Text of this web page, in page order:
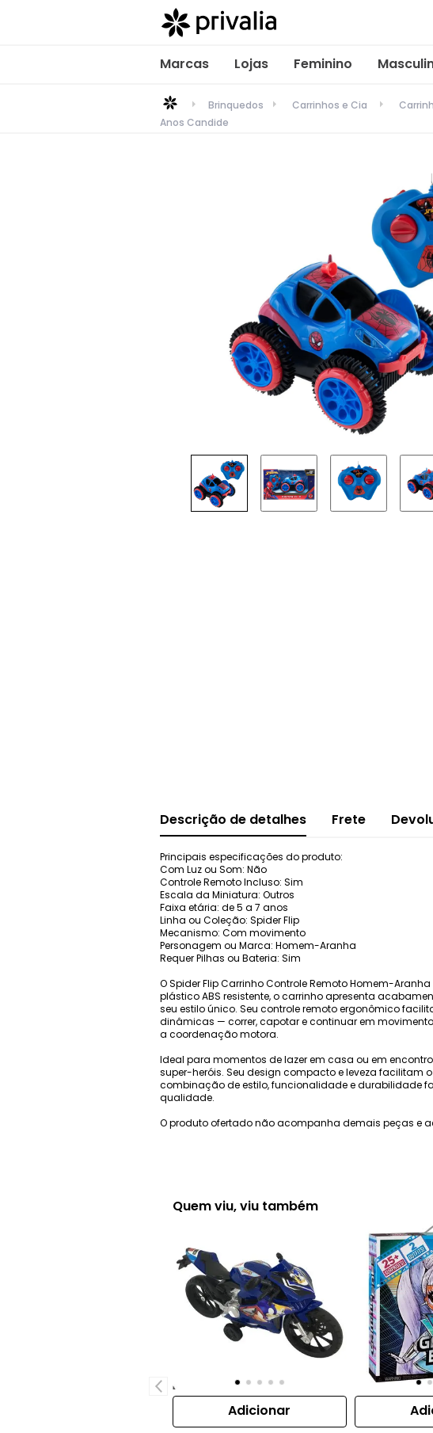
Marcas Lojas Feminino
Brinquedos Carrinhos e Cia
Anos Candide
Descrição de detalhes Frete
Principais especificações do produto:
Com Luz ou Som: Não
Controle Remoto Incluso: Sim
Escala da Miniatura: Outros
Faixa etária: de 5 a 7 anos
Linha ou Coleção: Spider Flip
Mecanismo: Com movimento
Personagem ou Marca: Homem-Aranha
Requer Pilhas ou Bateria: Sim
O Spider Flip Carrinho Controle Remoto Homem-
plástico ABS resistente, o carrinho apresenta
seu estilo único. Seu controle remoto ergonômico
dinâmicas — correr, capotar e continuar em
a coordenação motora.
Ideal para momentos de lazer em casa ou em
super-heróis. Seu design compacto e leveza facilitam
combinação de estilo, funcionalidade e durabilidade
qualidade.
O produto ofertado não acompanha demais peças e
Quem viu, viu também
Adicionar